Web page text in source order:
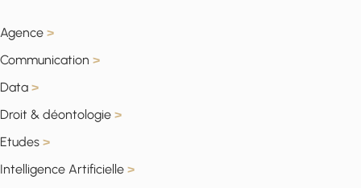
Agence >
Communication >
Data >
Droit & déontologie >
Etudes >
Intelligence Artificielle >